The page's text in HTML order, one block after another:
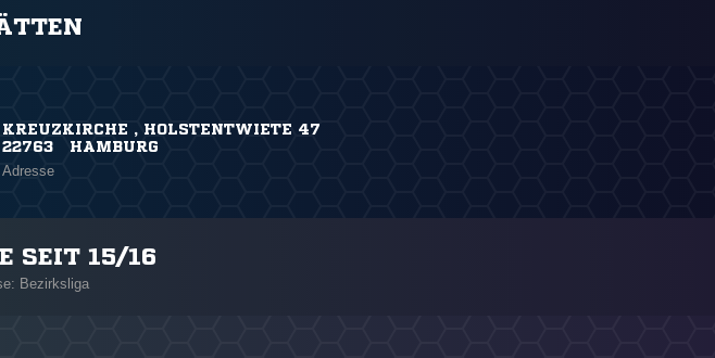
KREUZKIRCHE , HOLSTENTWIETE 47
22763 HAMBURG
Adresse
SEIT 15/16
Bezirksliga